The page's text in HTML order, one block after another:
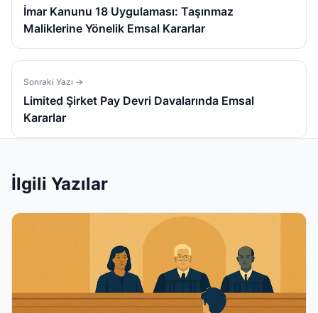
İmar Kanunu 18 Uygulaması: Taşınmaz
Maliklerine Yönelik Emsal Kararlar
Sonraki Yazı →
Limited Şirket Pay Devri Davalarında Emsal
Kararlar
İlgili Yazılar